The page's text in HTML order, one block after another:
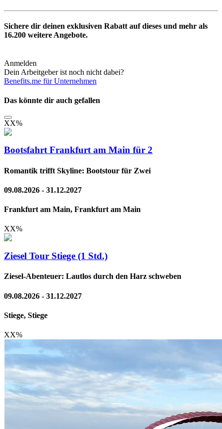
Sichere dir deinen exklusiven Rabatt auf dieses und mehr als
16.200 weitere Angebote.
Anmelden
Dein Arbeitgeber ist noch nicht dabei?
Benefits.me für Unternehmen
Das könnte dir auch gefallen
XX%
Bootsfahrt Frankfurt am Main für 2
Romantik trifft Skyline: Bootstour für Zwei
09.08.2026 - 31.12.2027
Frankfurt am Main, Frankfurt am Main
XX%
Ziesel Tour Stiege (1 Std.)
Ziesel-Abenteuer: Lautlos durch den Harz schweben
09.08.2026 - 31.12.2027
Stiege, Stiege
XX%